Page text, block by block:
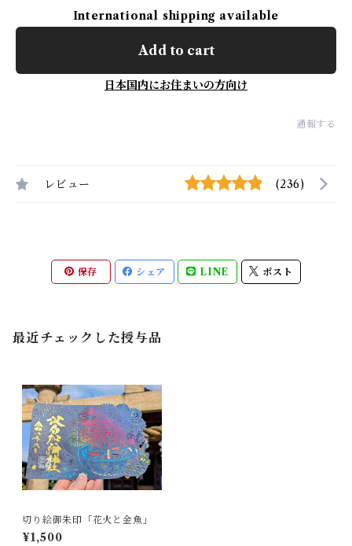
International shipping available
Add to cart
日本国内にお住まいの方向け
通報する
レビュー (236)
保存 シェア LINE ポスト
最近チェックした授与品
切り絵御朱印「花火と金魚」
¥1,500